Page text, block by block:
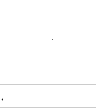
*